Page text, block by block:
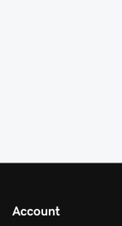
Account